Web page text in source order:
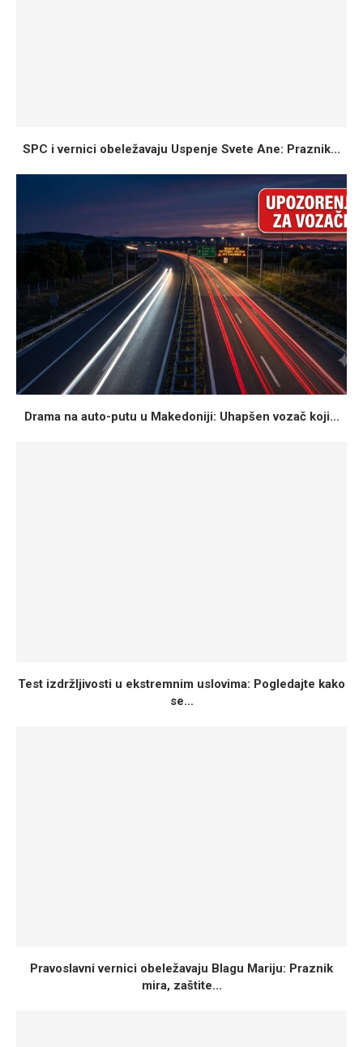
SPC i vernici obeležavaju Uspenje Svete Ane: Praznik...
Drama na auto-putu u Makedoniji: Uhapšen vozač koji...
Test izdržljivosti u ekstremnim uslovima: Pogledajte kako
se...
Pravoslavni vernici obeležavaju Blagu Mariju: Praznik
mira, zaštite...